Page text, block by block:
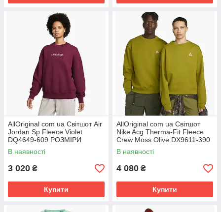
AllOriginal com ua Світшот Air
Jordan Sp Fleece Violet
DQ4649-609 РОЗМІРИ
ЗАПИТУЙТЕ
В наявності
3 020 ₴
Купити
AllOriginal com ua Світшот
Nike Acg Therma-Fit Fleece
Crew Moss Olive DX9611-390
РОЗМІРИ ЗАПИТУЙТЕ
В наявності
4 080 ₴
Купити